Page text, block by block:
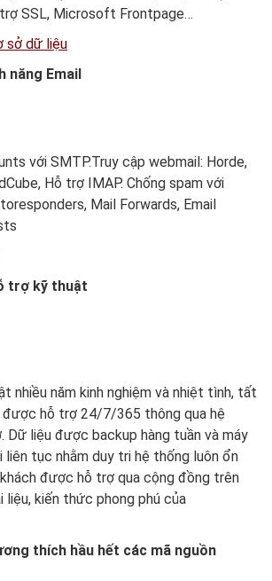
SSL, Microsoft Frontpage…
năng Email
với SMTP.Truy cập webmail: Horde,
Hỗ trợ IMAP. Chống spam với
Mail Forwards, Email
trợ kỹ thuật
nhiều năm kinh nghiệm và nhiệt tình, tất
được hỗ trợ 24/7/365 thông qua hệ
Dữ liệu được backup hàng tuần và máy
tục nhằm duy tri hệ thống luôn ổn
được hỗ trợ qua cộng đồng trên
liệu, kiến thức phong phú của
thích hầu hết các mã nguồn